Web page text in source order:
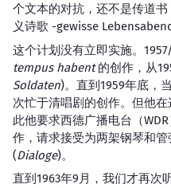
个文本的对抗，还不是传道
义诗歌 -gewisse
这个计划没有立即实施。
tempus habent的创作，从
Soldaten)。直到1959年底，
次忙于清唱剧的创作。但他
此他要求西德广播电台（
作，请求接受为两架钢琴和管
(Dialoge)。
直到1963年9月，我们才再次